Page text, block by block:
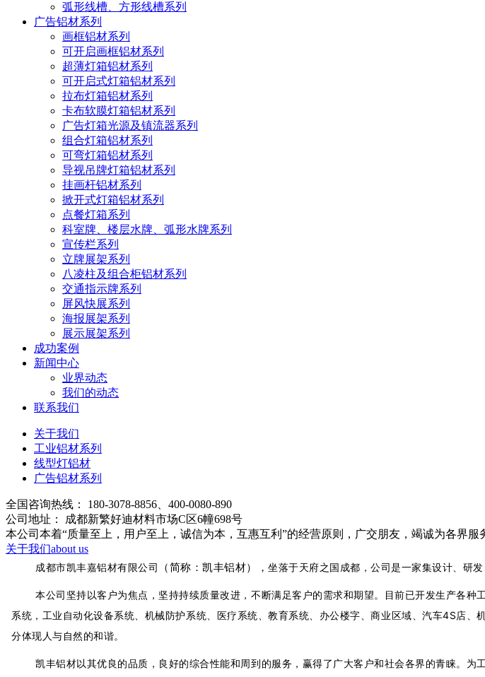
弧形线槽、方形线槽系列
广告铝材系列
画框铝材系列
可开启画框铝材系列
超薄灯箱铝材系列
可开启式灯箱铝材系列
拉布灯箱铝材系列
卡布软膜灯箱铝材系列
广告灯箱光源及镇流器系列
组合灯箱铝材系列
可弯灯箱铝材系列
导视吊牌灯箱铝材系列
挂画杆铝材系列
掀开式灯箱铝材系列
点餐灯箱系列
科室牌、楼层水牌、弧形水牌系列
宣传栏系列
立牌展架系列
八凌柱及组合柜铝材系列
交通指示牌系列
屏风快展系列
海报展架系列
展示展架系列
成功案例
新闻中心
业界动态
我们的动态
联系我们
关于我们
工业铝材系列
线型灯铝材
广告铝材系列
全国咨询热线： 180-3078-8856、400-0080-890
公司地址：
成都新繁好迪材料市场C区6幢698号
本公司本着“质量至上，用户至上，诚信为本，互惠互利”的经营原则，广交朋友，竭诚为各界服
关于我们about us
成都市凯丰嘉铝材有限公司
（简称：凯丰铝材）， 坐落于天府之国成都， 公司是一家集设计、研
本公司坚持以客户为焦点，坚持持续质量改进，不断满足客户的需求和期望。目前已开发生产各
系统，工业自动化设备系统、机械防护系统、医疗系统、教育系统、办公楼字、商业区域、汽车4S店
分体现人与自然的和谐。
凯丰铝材以其优良的品质，良好的综合性能和周到的服务，赢得了广大客户和社会各界的青睐。